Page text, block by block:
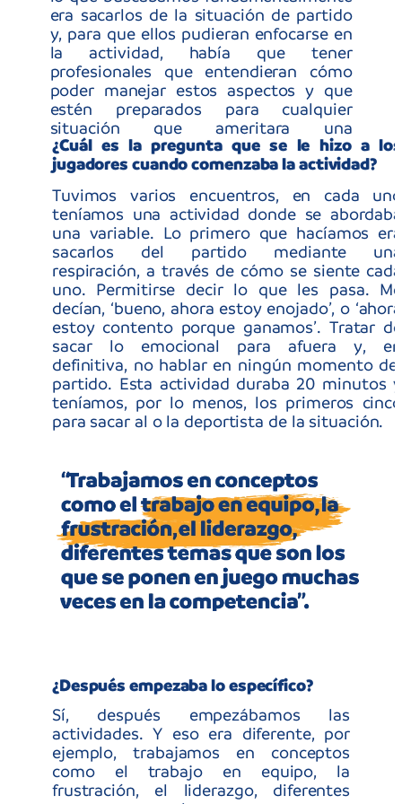
¿Recuerda alguna reacción de jugador o entrenador en
también te hablaban con mucha sinceridad. Nos
enojo del que perdió, pero después la reacción de los
chicos con nosotros fue espectacular. Ver que los chicos
se relajaban, se divertían, más allá de ganar o de perder,
se abrazaban con sus compañeros, con sus rivales y nos
agradecían a nosotros con un montón de intervenciones